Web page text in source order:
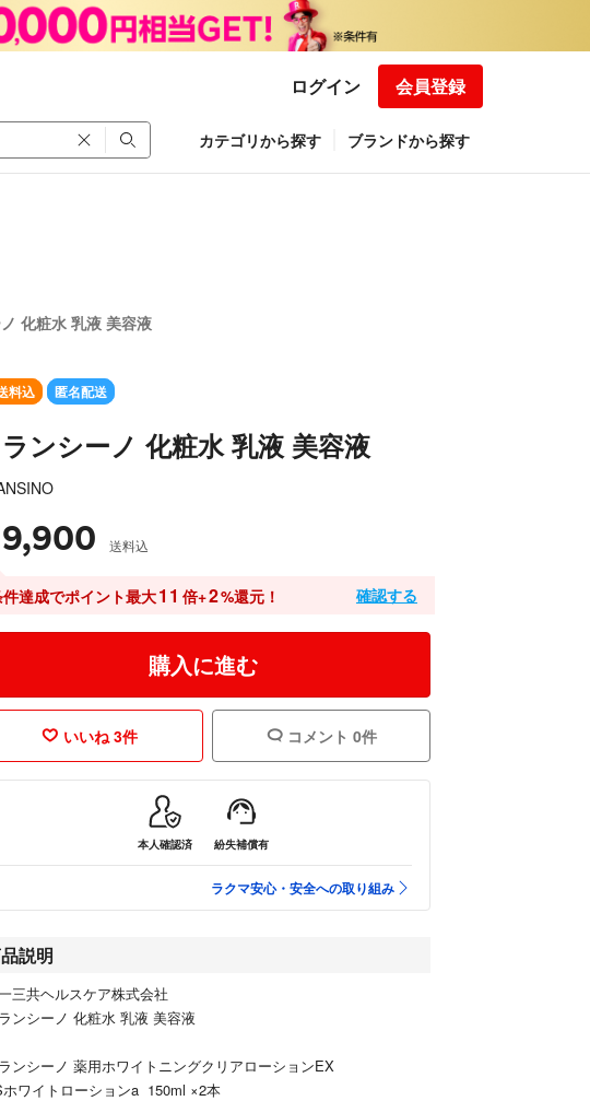
ログイン 会員登録
カテゴリから探す ブランドから探す
化粧水 乳液 美容液
料込 匿名配送
ランシーノ 化粧水 乳液 美容液
送料込
達成でポイント最大11 倍+2%還元！ 確認する
購入に進む
いいね 3件 コメント 0件
本人確認済 紛失補償有
ラクマ安心・安全への取り組み
説明
三共ヘルスケア株式会社
ンシーノ 化粧水 乳液 美容液
ンシーノ 薬用ホワイトニングクリアローションEX
ホワイトローションa 150ml ×2本